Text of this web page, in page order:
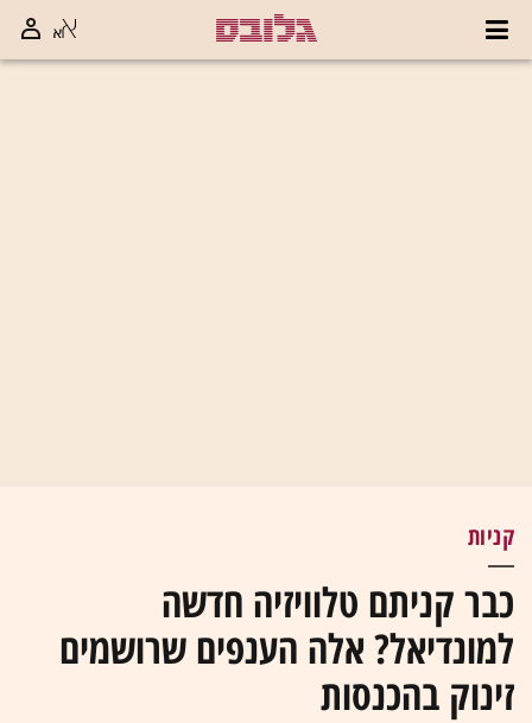
קניות
כבר קניתם טלוויזיה חדשה
למונדיאל? אלה הענפים שרושמים
זינוק בהכנסות